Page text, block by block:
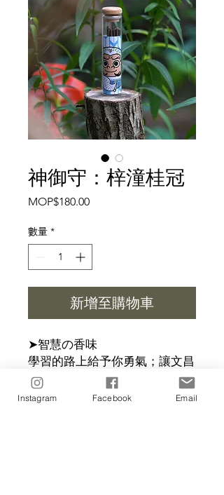
神御守：梓潼桂冠
MOP$180.00價
數量 *
新增至購物車
➤智慧の香味
學習的路上給予你勇氣；讓文昌
同你百戰百勝
Instagram Facebook Email